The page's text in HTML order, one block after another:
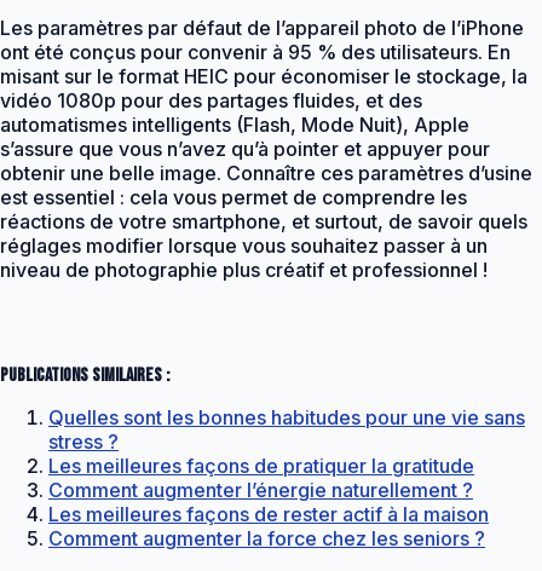
Les paramètres par défaut de l’appareil photo de l’iPhone
ont été conçus pour convenir à 95 % des utilisateurs. En
misant sur le format HEIC pour économiser le stockage, la
vidéo 1080p pour des partages fluides, et des
automatismes intelligents (Flash, Mode Nuit), Apple
s’assure que vous n’avez qu’à pointer et appuyer pour
obtenir une belle image. Connaître ces paramètres d’usine
est essentiel : cela vous permet de comprendre les
réactions de votre smartphone, et surtout, de savoir quels
réglages modifier lorsque vous souhaitez passer à un
niveau de photographie plus créatif et professionnel !
Publications similaires :
Quelles sont les bonnes habitudes pour une vie sans
stress ?
Les meilleures façons de pratiquer la gratitude
Comment augmenter l’énergie naturellement ?
Les meilleures façons de rester actif à la maison
Comment augmenter la force chez les seniors ?